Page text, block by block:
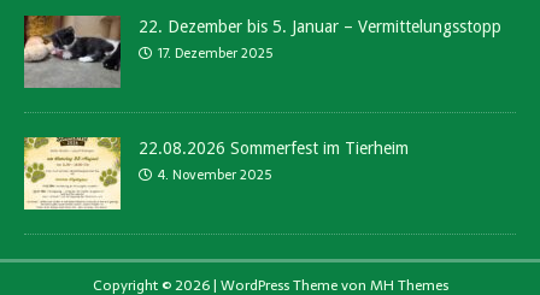
22. Dezember bis 5. Januar – Vermittelungsstopp
17. Dezember 2025
22.08.2026 Sommerfest im Tierheim
4. November 2025
Copyright © 2026 | WordPress Theme von MH Themes